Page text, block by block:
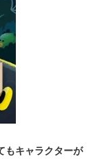
もキャラクターが